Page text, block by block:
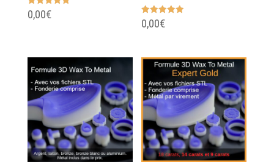
Note
4.83
0,00€
Note
5.00
0,00€